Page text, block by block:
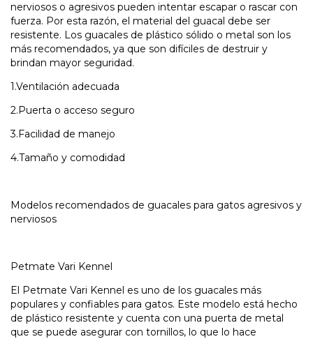
nerviosos o agresivos pueden intentar escapar o rascar con
fuerza. Por esta razón, el material del guacal debe ser
resistente. Los guacales de plástico sólido o metal son los
más recomendados, ya que son difíciles de destruir y
brindan mayor seguridad.
1.Ventilación adecuada
2.Puerta o acceso seguro
3.Facilidad de manejo
4.Tamaño y comodidad
Modelos recomendados de guacales para gatos agresivos y
nerviosos
Petmate Vari Kennel
El Petmate Vari Kennel es uno de los guacales más
populares y confiables para gatos. Este modelo está hecho
de plástico resistente y cuenta con una puerta de metal
que se puede asegurar con tornillos, lo que lo hace